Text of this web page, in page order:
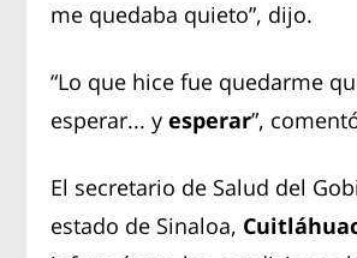
me quedaba quieto”, dijo.
“Lo que hice fue quedarme
esperar... yesperar”,
El secretario de Salud del
estado de Sinaloa,